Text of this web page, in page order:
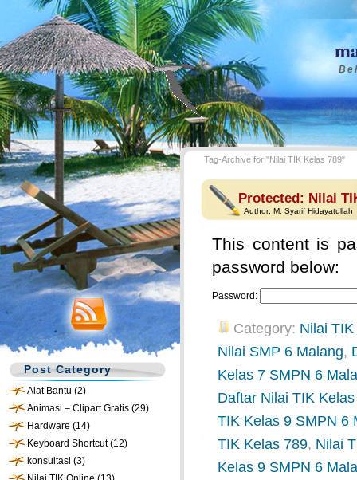
Post Category
Alat Bantu (2)
Animasi – Clipart Gratis (29)
Hardware (14)
Keyboard Shortcut(12)
konsultasi (3)
Tag-Archive for "Nilai TIK Kelas 789"
Protected: Nilai
Author: M. Syarif Hidayatullah
This content is
password below:
Password:
Category: Nilai
Nilai SMP 6 Malang,
Kelas 7 SMPN 6
Daftar Nilai TIK
TIK Kelas 9 SMPN 6
TIK Kelas 789, Nilai
Kelas 9 SMPN 6